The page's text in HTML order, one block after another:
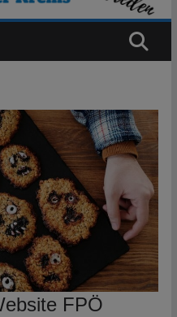
FPÖ